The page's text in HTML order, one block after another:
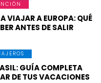
VIAJAR A EUROPA: QUÉ
ANTES DE SALIR
GUÍA COMPLETA
DE TUS VACACIONES